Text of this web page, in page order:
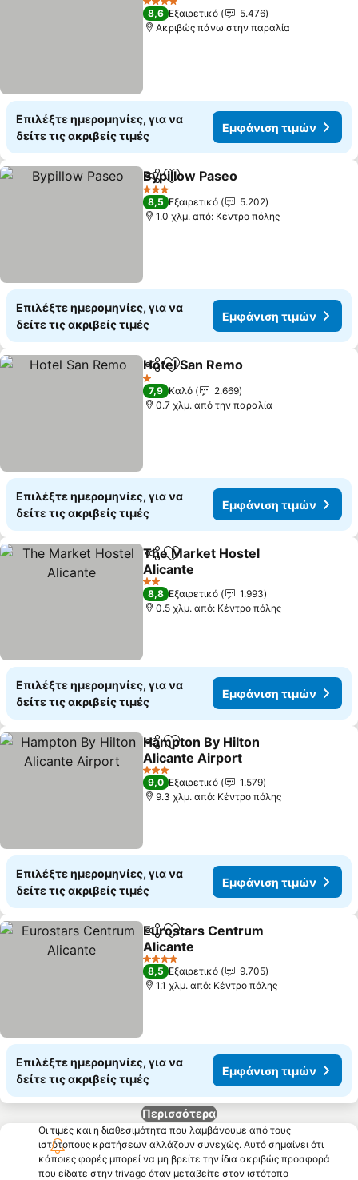
4 Αστέρια
8,6 Εξαιρετικό
5.476
Ακριβώς πάνω στην παραλία
Επιλέξτε ημερομηνίες, για να
δείτε τις ακριβείς τιμές
Εμφάνιση τιμών
Κοινοποίηση
Προσθήκη στα αγαπημένα
Bypillow Paseo
3 Αστέρια
8,5 Εξαιρετικό
5.202
1.0 χλμ. από: Κέντρο πόλης
Επιλέξτε ημερομηνίες, για να
δείτε τις ακριβείς τιμές
Εμφάνιση τιμών
Κοινοποίηση
Προσθήκη στα αγαπημένα
Hotel San Remo
1 Αστέρια
7,9 Καλό
2.669
0.7 χλμ. από την παραλία
Επιλέξτε ημερομηνίες, για να
δείτε τις ακριβείς τιμές
Εμφάνιση τιμών
Κοινοποίηση
Προσθήκη στα αγαπημένα
The Market Hostel
Alicante
2 Αστέρια
8,8 Εξαιρετικό
1.993
0.5 χλμ. από: Κέντρο πόλης
Επιλέξτε ημερομηνίες, για να
δείτε τις ακριβείς τιμές
Εμφάνιση τιμών
Κοινοποίηση
Προσθήκη στα αγαπημένα
Hampton By Hilton
Alicante Airport
3 Αστέρια
9,0 Εξαιρετικό
1.579
9.3 χλμ. από: Κέντρο πόλης
Επιλέξτε ημερομηνίες, για να
δείτε τις ακριβείς τιμές
Εμφάνιση τιμών
Κοινοποίηση
Προσθήκη στα αγαπημένα
Eurostars Centrum
Alicante
4 Αστέρια
8,5 Εξαιρετικό
9.705
1.1 χλμ. από: Κέντρο πόλης
Επιλέξτε ημερομηνίες, για να
δείτε τις ακριβείς τιμές
Εμφάνιση τιμών
Περισσότερα
Οι τιμές και η διαθεσιμότητα που λαμβάνουμε από τους
ιστότοπους κρατήσεων αλλάζουν συνεχώς. Αυτό σημαίνει ότι
κάποιες φορές μπορεί να μη βρείτε την ίδια ακριβώς προσφορά
που είδατε στην trivago όταν μεταβείτε στον ιστότοπο